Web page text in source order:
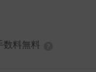
数料無料